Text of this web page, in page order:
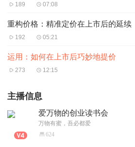
189 07:08
重构价格：精准定价在上市后的延续
192 05:21
运用：如何在上市后巧妙地提价
273 12:15
主播信息
爱万物的创业读书会
万物有蜜，吾必都爱
624